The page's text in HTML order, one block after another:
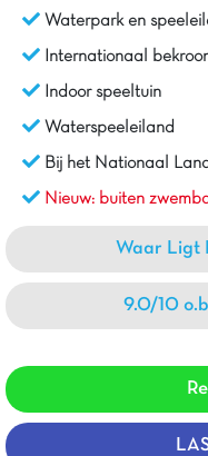
Waterpark en
Internationaal
Indoor speeltuin
Waterspeeleiland
Bij het Nationaal
Nieuw: buiten
Waar Ligt
9.0/10